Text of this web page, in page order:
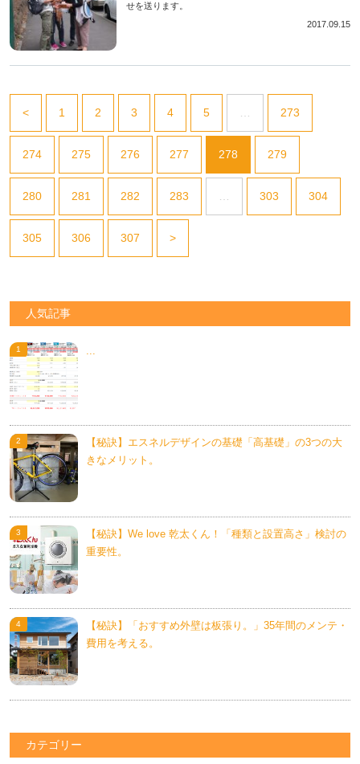
せを送ります。
2017.09.15
< 1 2 3 4 5 … 273
274 275 276 277 278 279
280 281 282 283 … 303 304
305 306 307 >
人気記事
...
【秘訣】エスネルデザインの基礎「高基礎」の3つの大
きなメリット。
【秘訣】We love 乾太くん！「種類と設置高さ」検討の
重要性。
【秘訣】「おすすめ外壁は板張り。」35年間のメンテ・
費用を考える。
カテゴリー